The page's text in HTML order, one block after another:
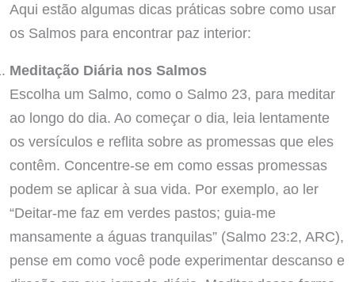
Aqui estão algumas dicas práticas sobre como usar
os Salmos para encontrar paz interior:
Meditação Diária nos Salmos
Escolha um Salmo, como o Salmo 23, para meditar
ao longo do dia. Ao começar o dia, leia lentamente
os versículos e reflita sobre as promessas que eles
contêm. Concentre-se em como essas promessas
podem se aplicar à sua vida. Por exemplo, ao ler
“Deitar-me faz em verdes pastos; guia-me
mansamente a águas tranquilas” (Salmo 23:2, ARC),
pense em como você pode experimentar descanso e